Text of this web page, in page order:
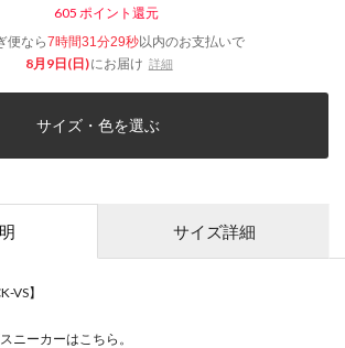
605 ポイント還元
便なら7時間31分29秒以内のお支払いで
8月9日(日)にお届け 詳細
サイズ・色を選ぶ
サイズ詳細
VS】
ニーカーはこちら。